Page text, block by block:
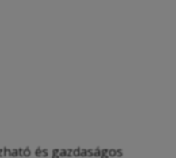
és gazdaságos